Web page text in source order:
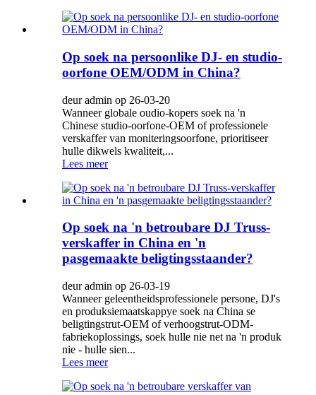
Op soek na persoonlike DJ- en studio-
oorfone OEM/ODM in China?
deur admin op 26-03-20
Wanneer globale oudio-kopers soek na 'n
Chinese studio-oorfone-OEM of professionele
verskaffer van moniteringsoorfone, prioritiseer
hulle dikwels kwaliteit,...
Lees meer
Op soek na 'n betroubare DJ Truss-
verskaffer in China en 'n
pasgemaakte beligtingsstaander?
deur admin op 26-03-19
Wanneer geleentheidsprofessionele persone, DJ's
en produksiemaatskappye soek na China se
beligtingstrut-OEM of verhoogstrut-ODM-
fabriekoplossings, soek hulle nie net na 'n produk
nie - hulle sien...
Lees meer